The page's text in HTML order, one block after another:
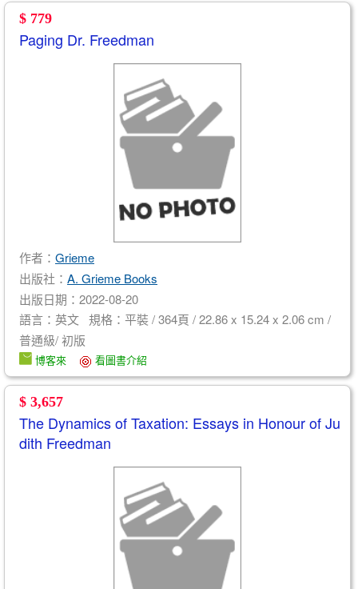
$ 779
Paging Dr. Freedman
作者： Grieme
出版社： A. Grieme Books
出版日期：2022-08-20
語言：英文 規格：平裝 / 364頁 / 22.86 x 15.24 x 2.06 cm /
普通級/ 初版
博客來 看圖書介紹
$ 3,657
The Dynamics of Taxation: Essays in Honour of Ju
dith Freedman